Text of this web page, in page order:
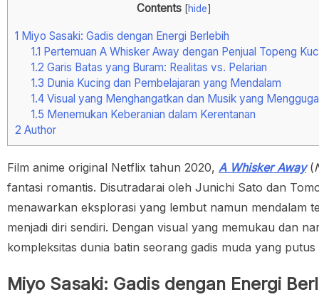
Contents [hide]
1 Miyo Sasaki: Gadis dengan Energi Berlebih
1.1 Pertemuan A Whisker Away dengan Penjual Topeng
1.2 Garis Batas yang Buram: Realitas vs. Pelarian
1.3 Dunia Kucing dan Pembelajaran yang Mendalam
1.4Visual yang Menghangatkan dan Musik yang
1.5 Menemukan Keberanian dalam Kerentanan
2 Author
Film anime original Netflix tahun 2020, A Whisker Away(
fantasi romantis. Disutradarai oleh Junichi Sato dan
menawarkan eksplorasi yang lembut namun mendalam
menjadi diri sendiri. Dengan visual yang memukau dan
kompleksitas dunia batin seorang gadis muda yang
Miyo Sasaki: Gadis dengan Energi